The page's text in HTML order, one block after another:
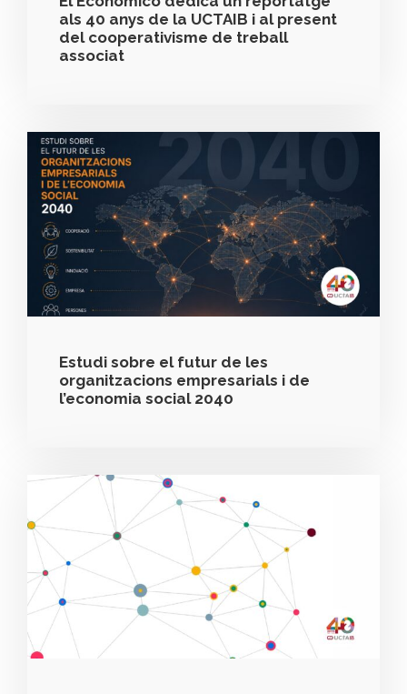
als 40 anys de la UCTAIB i al present
del cooperativisme de treball
associat
Estudi sobre el futur de les
organitzacions empresarials i de
l’economia social 2040